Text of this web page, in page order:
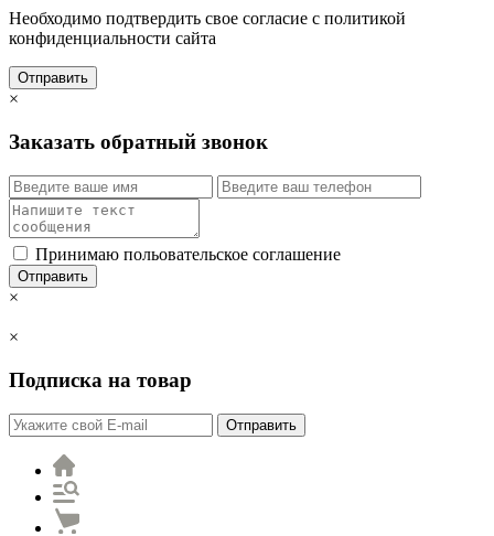
Необходимо подтвердить свое согласие с политикой
конфиденциальности сайта
Отправить
×
Заказать обратный звонок
Принимаю польовательское соглашение
Отправить
×
×
Подписка на товар
Отправить